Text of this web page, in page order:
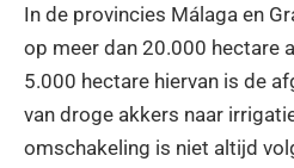
In de provincies Málaga en
op meer dan 20.000 hectare
5.000 hectare hiervan is de
van droge akkers naar
omschakeling is niet altijd